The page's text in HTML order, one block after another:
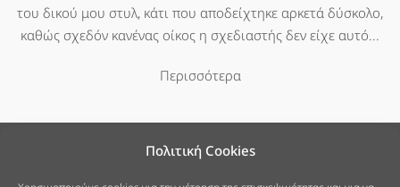
Πολιτική Cookies
του δικού μου στυλ, κάτι που αποδείχτηκε αρκετά δύσκολο,
καθώς σχεδόν κανένας οίκος η σχεδιαστής δεν είχε αυτό...
Περισσότερα